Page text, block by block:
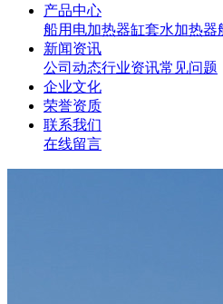
产品中心
船用电加热器缸套水加热器
新闻资讯
公司动态行业资讯常见问题
企业文化
荣誉资质
联系我们
在线留言